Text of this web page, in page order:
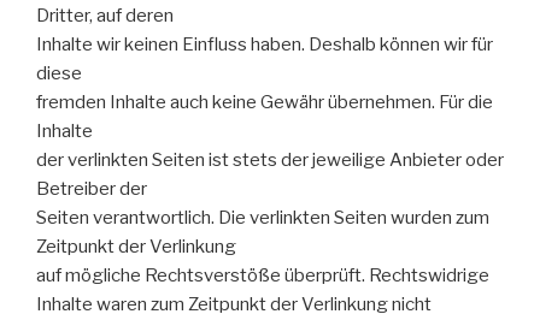
Dritter, auf deren
Inhalte wir keinen Einfluss haben. Deshalb können wir für
diese
fremden Inhalte auch keine Gewähr übernehmen. Für die
Inhalte
der verlinkten Seiten ist stets der jeweilige Anbieter oder
Betreiber der
Seiten verantwortlich. Die verlinkten Seiten wurden zum
Zeitpunkt der Verlinkung
auf mögliche Rechtsverstöße überprüft. Rechtswidrige
Inhalte waren zum Zeitpunkt der Verlinkung nicht